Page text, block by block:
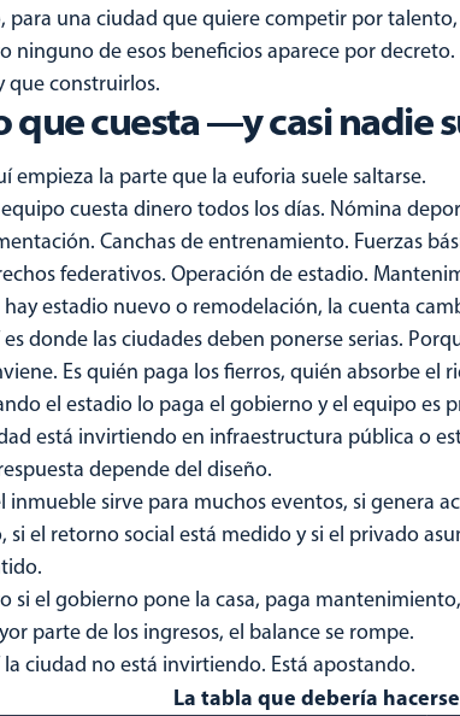
para una ciudad que quiere competir por
ninguno de esos beneficios aparece por decreto.
que construirlos.
que cuesta —y casi nadie
empieza la parte que la euforia suele saltarse.
cuesta dinero todos los días. Nómina
Canchas de entrenamiento. Fuerzas
federativos. Operación de estadio.
hay estadio nuevo o remodelación, la cuenta
donde las ciudades deben ponerse serias.
Es quién paga los fierros, quién absorbe el
el estadio lo paga el gobierno y el equipo es
está invirtiendo en infraestructura pública o
depende del diseño.
inmueble sirve para muchos eventos, si genera
si el retorno social está medido y si el privado
si el gobierno pone la casa, paga
parte de los ingresos, el balance se rompe.
ciudad no está invirtiendo. Está apostando.
La tabla que debería